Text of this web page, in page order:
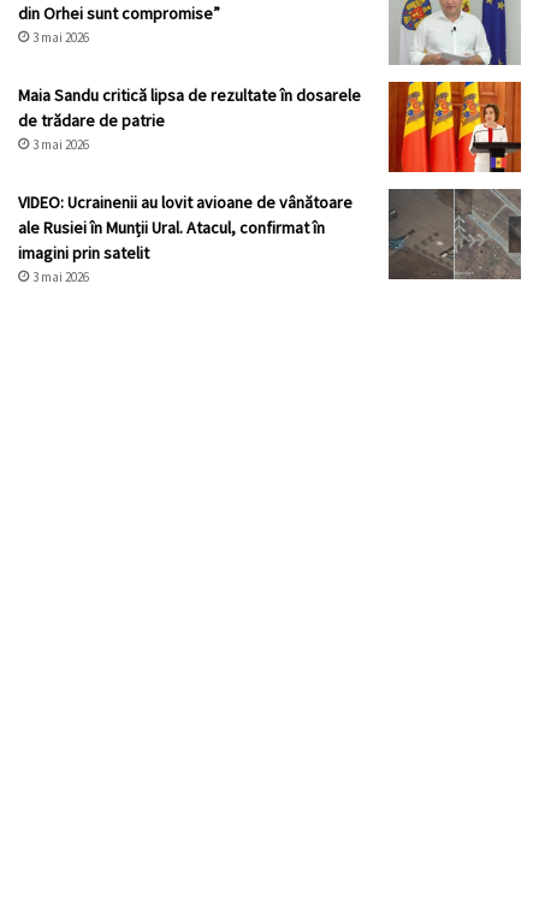
din Orhei sunt compromise”
3 mai 2026
Maia Sandu critică lipsa de rezultate în dosarele
de trădare de patrie
3 mai 2026
VIDEO: Ucrainenii au lovit avioane de vânătoare
ale Rusiei în Munții Ural. Atacul, confirmat în
imagini prin satelit
3 mai 2026